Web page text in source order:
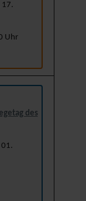
17.
Uhr
des
01.